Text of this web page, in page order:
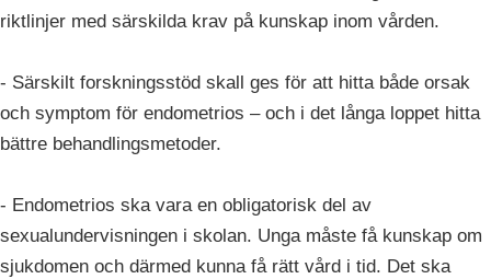
riktlinjer med särskilda krav på kunskap inom vården.
- Särskilt forskningsstöd skall ges för att hitta både orsak
och symptom för endometrios – och i det långa loppet hitta
bättre behandlingsmetoder.
- Endometrios ska vara en obligatorisk del av
sexualundervisningen i skolan. Unga måste få kunskap om
sjukdomen och därmed kunna få rätt vård i tid. Det ska